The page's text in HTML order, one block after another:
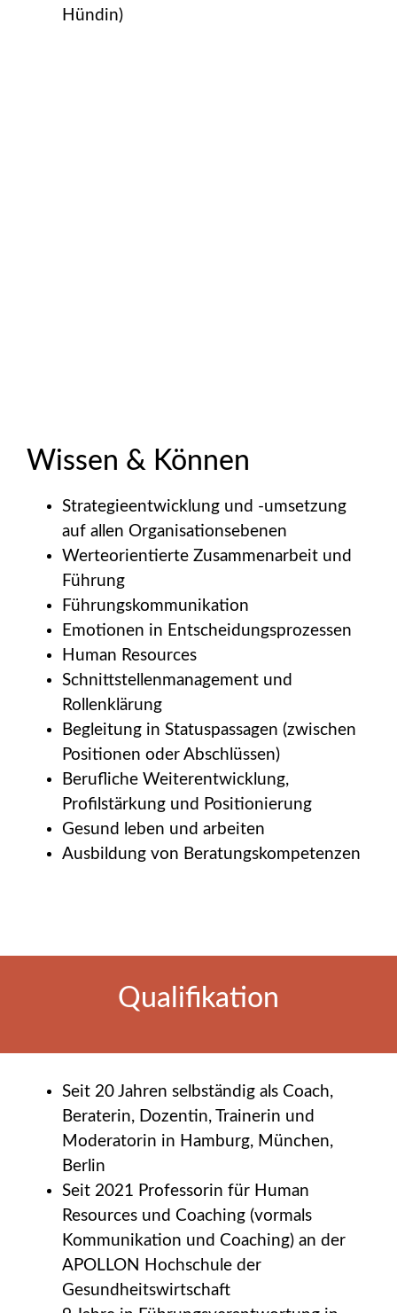
Hündin)
Wissen & Können
Strategieentwicklung und -umsetzung
auf allen Organisationsebenen
Werteorientierte Zusammenarbeit und
Führung
Führungskommunikation
Emotionen in Entscheidungsprozessen
Human Resources
Schnittstellenmanagement und
Rollenklärung
Begleitung in Statuspassagen (zwischen
Positionen oder Abschlüssen)
Berufliche Weiterentwicklung,
Profilstärkung und Positionierung
Gesund leben und arbeiten
Ausbildung von Beratungskompetenzen
Qualifikation
Seit 20 Jahren selbständig als Coach,
Beraterin, Dozentin, Trainerin und
Moderatorin in Hamburg, München,
Berlin
Seit 2021 Professorin für Human
Resources und Coaching (vormals
Kommunikation und Coaching) an der
APOLLON Hochschule der
Gesundheitswirtschaft